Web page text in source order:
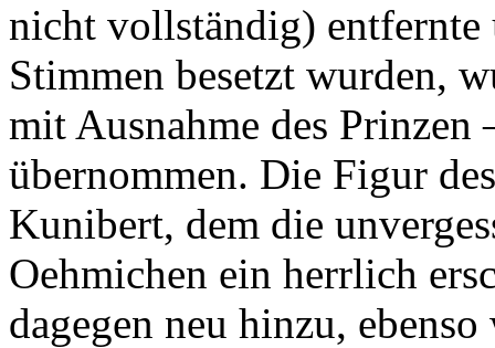
nicht vollständig)
Stimmen besetzt wurden,
mit Ausnahme des Prinzen
übernommen. Die Figur
Kunibert, dem die
Oehmichen ein herrlich
dagegen neu hinzu,